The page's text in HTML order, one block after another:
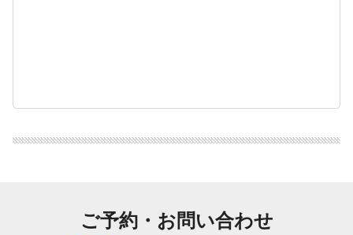
ご予約・お問い合わせ